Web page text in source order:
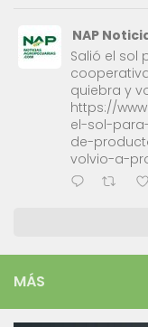
NAP
Salió el sol
quiebra y
https://
el-sol-
de-
volvio-a-
MÁS